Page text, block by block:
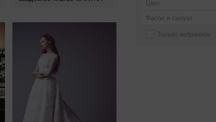
Цвет
Фасон и силуэт
Только избранное